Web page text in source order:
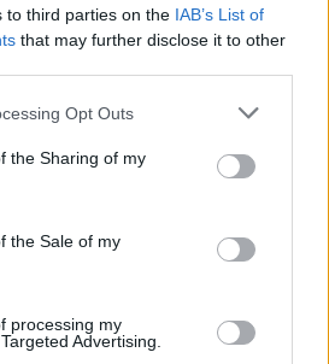
to third parties on the IAB’s List of
that may further disclose it to other
Opt Outs
the Sharing of my
the Sale of my
processing my
Advertising.
Créditos y préstamos. 4.2. Préstamos
personales. 4.2.2. Agrícola con garantía
acceso y uso
público bajo solicitud
donantes